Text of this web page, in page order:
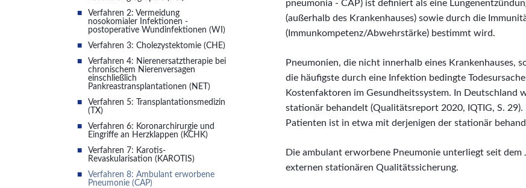
pneumonia - CAP) ist definiert als eine
(außerhalb des Krankenhauses) sowie durch die
(Immunkompetenz/Abwehrstärke) bestimmt wird.
Pneumonien, die nicht innerhalb eines Krankenhauses,
die häufigste durch eine Infektion bedingte
Kostenfaktoren im Gesundheitssystem. In Deutschland
stationär behandelt (Qualitätsreport 2020, IQTIG, S.
Patienten ist in etwa mit derjenigen der stationär
Die ambulant erworbene Pneumonie unterliegt seit
externen stationären Qualitätssicherung.
Verfahren 2: Vermeidung
nosokomialer Infektionen -
postoperative Wundinfektionen (WI)
Verfahren 3: Cholezystektomie (CHE)
Verfahren 4: Nierenersatztherapie bei
chronischem Nierenversagen
einschließlich
Pankreastransplantationen (NET)
Verfahren 5: Transplantationsmedizin
(TX)
Verfahren 6: Koronarchirurgie und
Eingriffe an Herzklappen (KCHK)
Verfahren 7: Karotis-
Revaskularisation (KAROTIS)
Verfahren 8: Ambulant erworbene
Pneumonie (CAP)